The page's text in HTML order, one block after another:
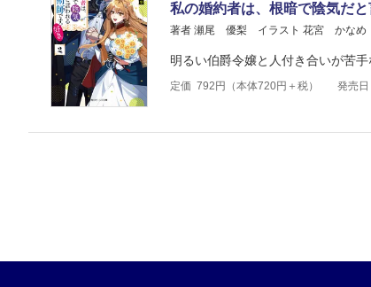
私の婚約者は、根暗で陰気だ
著者 瀬尾 優梨 イラスト 花宮 かなめ
明るい伯爵令嬢と人付き合いが苦
定価 792 円（本体720円＋税） 発売